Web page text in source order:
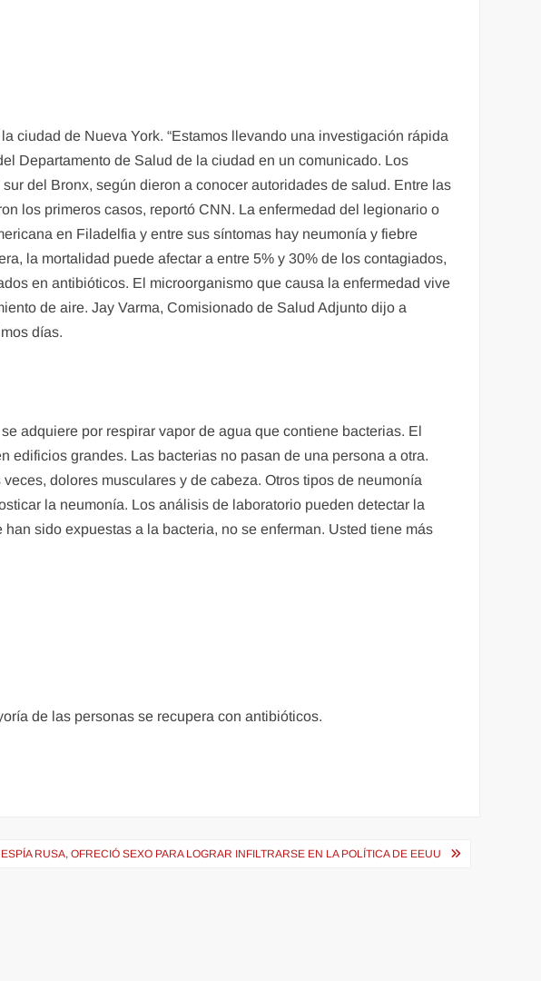
ciudad de Nueva York. “Estamos llevando una investigación rápida
Departamento de Salud de la ciudad en un comunicado. Los
del Bronx, según dieron a conocer autoridades de salud. Entre las
los primeros casos, reportó CNN. La enfermedad del legionario o
en Filadelfia y entre sus síntomas hay neumonía y fiebre
la mortalidad puede afectar a entre 5% y 30% de los contagiados,
en antibióticos. El microorganismo que causa la enfermedad vive
de aire. Jay Varma, Comisionado de Salud Adjunto dijo a
días.
adquiere por respirar vapor de agua que contiene bacterias. El
grandes. Las bacterias no pasan de una persona a otra.
dolores musculares y de cabeza. Otros tipos de neumonía
la neumonía. Los análisis de laboratorio pueden detectar la
sido expuestas a la bacteria, no se enferman. Usted tiene más
de las personas se recupera con antibióticos.
RUSA, OFRECIÓ SEXO PARA LOGRAR INFILTRARSE EN LA POLÍTICA DE EEUU